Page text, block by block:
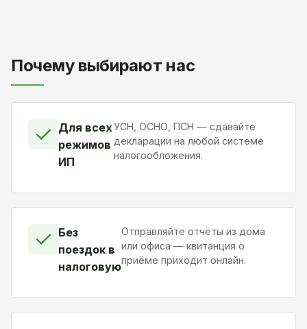
Почему выбирают нас
✓ Для всех
режимов
ИП
УСН, ОСНО, ПСН — сдавайте
декларации на любой системе
налогообложения.
✓ Без
поездок в
налоговую
Отправляйте отчёты из дома
или офиса — квитанция о
приёме приходит онлайн.